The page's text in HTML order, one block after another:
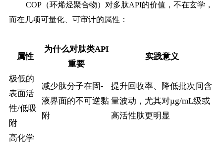
COP（环烯烃聚合物）对多肽API的价值，不在玄学，
而在几项可量化、可审计的属性：
属性
为什么对肽类API
重要
实践意义
极低的
表面活
性/低吸
附
减少肽分子在固-
液界面的不可逆黏
附
提升回收率、降低批次间含
量波动，尤其对µg/mL级或
高活性肽更明显
高化学